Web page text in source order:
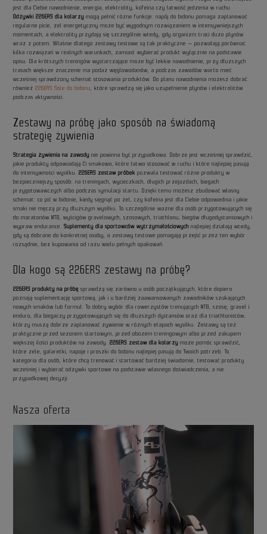
jest dla Ciebie nawodnienie, energia, elektrolity, kofeina czy łatwość jedzenia w ruchu.
Odżywki 226ERS dla kolarzy mogą pełnić różne funkcje: napój do bidonu pomaga zaplanować
regularne picie, żel energetyczny może być wygodnym rozwiązaniem w intensywniejszych
momentach, a elektrolity przydają się szczególnie wtedy, gdy organizm traci dużo płynów
wraz z potem. Właśnie dlatego zestawy testowe są tak praktyczne — pozwalają porównać
kilka rozwiązań w realnych warunkach, zamiast wybierać produkt wyłącznie na podstawie
opisu. Dla krótszych treningów wystarczające może być lekkie nawodnienie, przy dłuższych
trasach większe znaczenie ma podaż węglowodanów, a podczas zawodów warto mieć
wcześniej sprawdzony schemat stosowania produktów. Do planu nawodnienia możesz dobrać
również226ERS Sole do bidonu, które sprawdzą się jako uzupełnienie płynów i elektrolitów
podczas aktywności.
Zestawy na próbę jako sposób na świadomą
strategię żywienia
Strategia żywienia na zawody nie powinna być przypadkowa. Dobrze jest wcześniej sprawdzić,
jakie produkty odpowiadają Ci smakowo, które łatwo stosować w ruchu i które najlepiej pasują
do intensywności wysiłku.226ERS zestaw próbek pozwala testować różne produkty w
bezpieczniejszy sposób: na treningach, wycieczkach, długich przejazdach, biegach
przygotowawczych albo podczas symulacji startu. Dzięki temu możesz zbudować własny
schemat: co pić w bidonie, kiedy sięgnąć po żel, czy kofeina jest dla Ciebie odpowiednia i jakie
smaki nie męczą przy dłuższym wysiłku. To szczególnie ważne dla osób przygotowujących się
do maratonów MTB, wyścigów gravelowych, szosowych, triathlonu, biegów długodystansowych i
wypraw endurance.Suplementy dla sportowców wytrzymałościowych najlepiej działają wtedy,
gdy są dobrane do konkretnej osoby, a zestawy testowe pomagają przejść przez ten wybór
rozsądnie, bez kupowania od razu wielu pełnych opakowań.
Dla kogo są 226ERS zestawy na próbę?
226ERS produkty na próbę sprawdzą się zarówno u osób początkujących, które dopiero
poznają suplementację sportową, jak i u bardziej zaawansowanych zawodników szukających
nowych smaków lub formuł. To dobry wybór dla rowerzystów trenujących MTB, szosę, gravel i
enduro, dla biegaczy przygotowujących się do dłuższych dystansów oraz dla triathlonistów,
którzy muszą dobrze zaplanować żywienie w różnych etapach wysiłku. Zestawy są też
praktyczne przed sezonem startowym, przed obozem treningowym albo przed zakupem
większej ilości produktów na zawody.226ERS zestaw dla kolarzy może pomóc sprawdzić,
które żele, galaretki, napoje i proszki do bidonu najlepiej pasują do Twoich potrzeb. To
kategoria dla osób, które chcą trenować i startować bardziej świadomie, testować produkty
wcześniej i wybierać odżywki sportowe na podstawie własnego doświadczenia, a nie
przypadkowej decyzji.
Nasza oferta